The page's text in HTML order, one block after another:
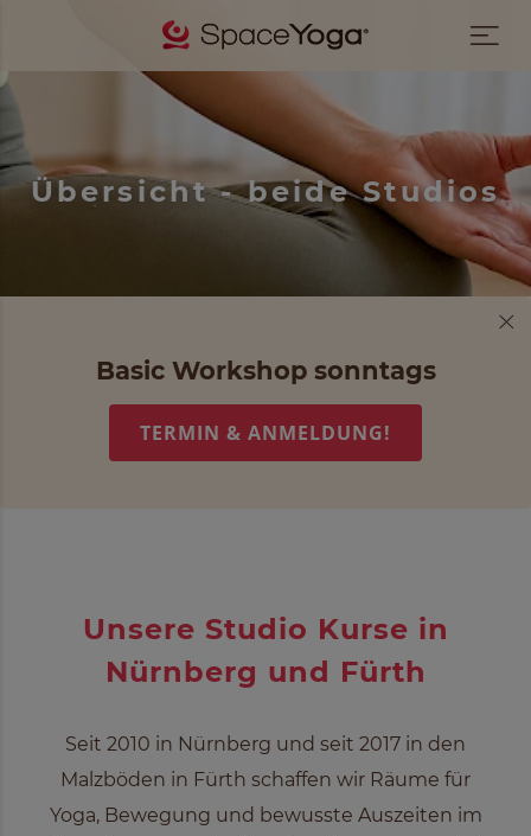
Übersicht - beide Studios
Basic Workshop sonntags
TERMIN & ANMELDUNG!
Unsere Studio Kurse in
Nürnberg und Fürth
Seit 2010 in Nürnberg und seit 2017 in den
Malzböden in Fürth schaffen wir Räume für
Yoga, Bewegung und bewusste Auszeiten im